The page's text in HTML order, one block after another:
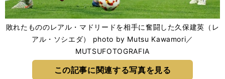
敗れたもののレアル・マドリードを相手に奮闘した久保建英（レ
アル・ソシエダ） photo by Mutsu Kawamori／
MUTSUFOTOGRAFIA
この記事に関連する写真を見る